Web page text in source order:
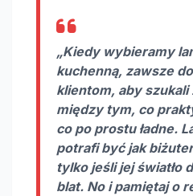
„Kiedy wybieramy
kuchenną, zawsze
klientom, aby szukali
między tym, co
co po prostu ładne.
potrafi być jak
tylko jeśli jej światło
blat. No i pamiętaj o